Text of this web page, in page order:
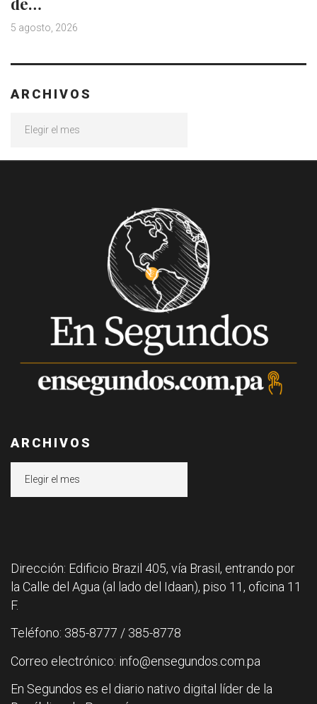
5 agosto, 2026
ARCHIVOS
ARCHIVOS
Dirección: Edificio Brazil 405, vía Brasil, entrando por
la Calle del Agua (al lado del Idaan), piso 11, oficina 11
F.
Teléfono: 385-8777 / 385-8778
Correo electrónico: info@ensegundos.com.pa
En Segundos es el diario nativo digital líder de la